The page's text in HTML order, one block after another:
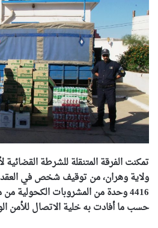
تمكنت الفرقة المتنقلة للشرطة القضائية
ولاية وهران، من توقيف شخص في
4416 وحدة من المشروبات الكحولية
حسب ما أفادت به خلية الاتصال للأمن